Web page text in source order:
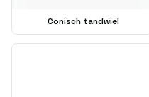
Conisch tandwiel